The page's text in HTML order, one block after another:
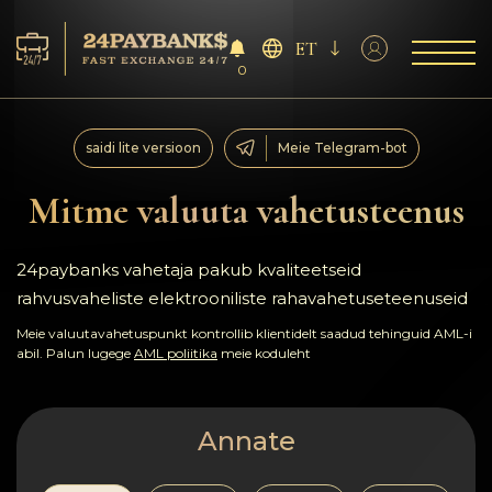
Teenus
Reservid
Partneritele
Tagasiside
0
ET
Mitme valuuta vahetusteenus
saidi lite versioon Meie Telegram-bot
24paybanks vahetaja pakub kvaliteetseid
rahvusvaheliste elektrooniliste rahavahetuseteenuseid
Meie valuutavahetuspunkt kontrollib klientidelt saadud tehinguid AML-i
abil. Palun lugege AML poliitika meie koduleht
Annate